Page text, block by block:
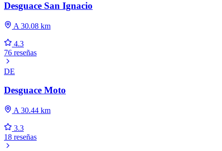
Desguace San Ignacio
A 30.08 km
4.3
76 reseñas
DE
Desguace Moto
A 30.44 km
3.3
18 reseñas